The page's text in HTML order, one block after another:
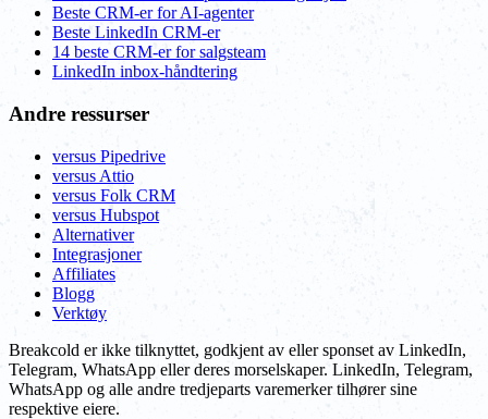
Beste CRM-er for AI-agenter
Beste LinkedIn CRM-er
14 beste CRM-er for salgsteam
LinkedIn inbox-håndtering
Andre ressurser
versus Pipedrive
versus Attio
versus Folk CRM
versus Hubspot
Alternativer
Integrasjoner
Affiliates
Blogg
Verktøy
Breakcold er ikke tilknyttet, godkjent av eller sponset av LinkedIn,
Telegram, WhatsApp eller deres morselskaper. LinkedIn, Telegram,
WhatsApp og alle andre tredjeparts varemerker tilhører sine
respektive eiere.